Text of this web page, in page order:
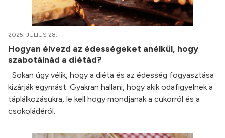
2025. JÚLIUS 28.
Hogyan élvezd az édességeket anélkül, hogy
szabotálnád a diétád?
Sokan úgy vélik, hogy a diéta és az édesség fogyasztása
kizárják egymást. Gyakran hallani, hogy akik odafigyelnek a
táplálkozásukra, le kell hogy mondjanak a cukorról és a
csokoládéról.